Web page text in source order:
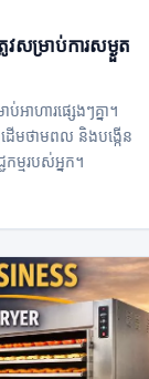
សម្រាប់ការសម្ងួត
ាហារផ្សេងៗគ្នា។
មថាមពល និងបង្កើន
ម្មរបស់អ្នក។